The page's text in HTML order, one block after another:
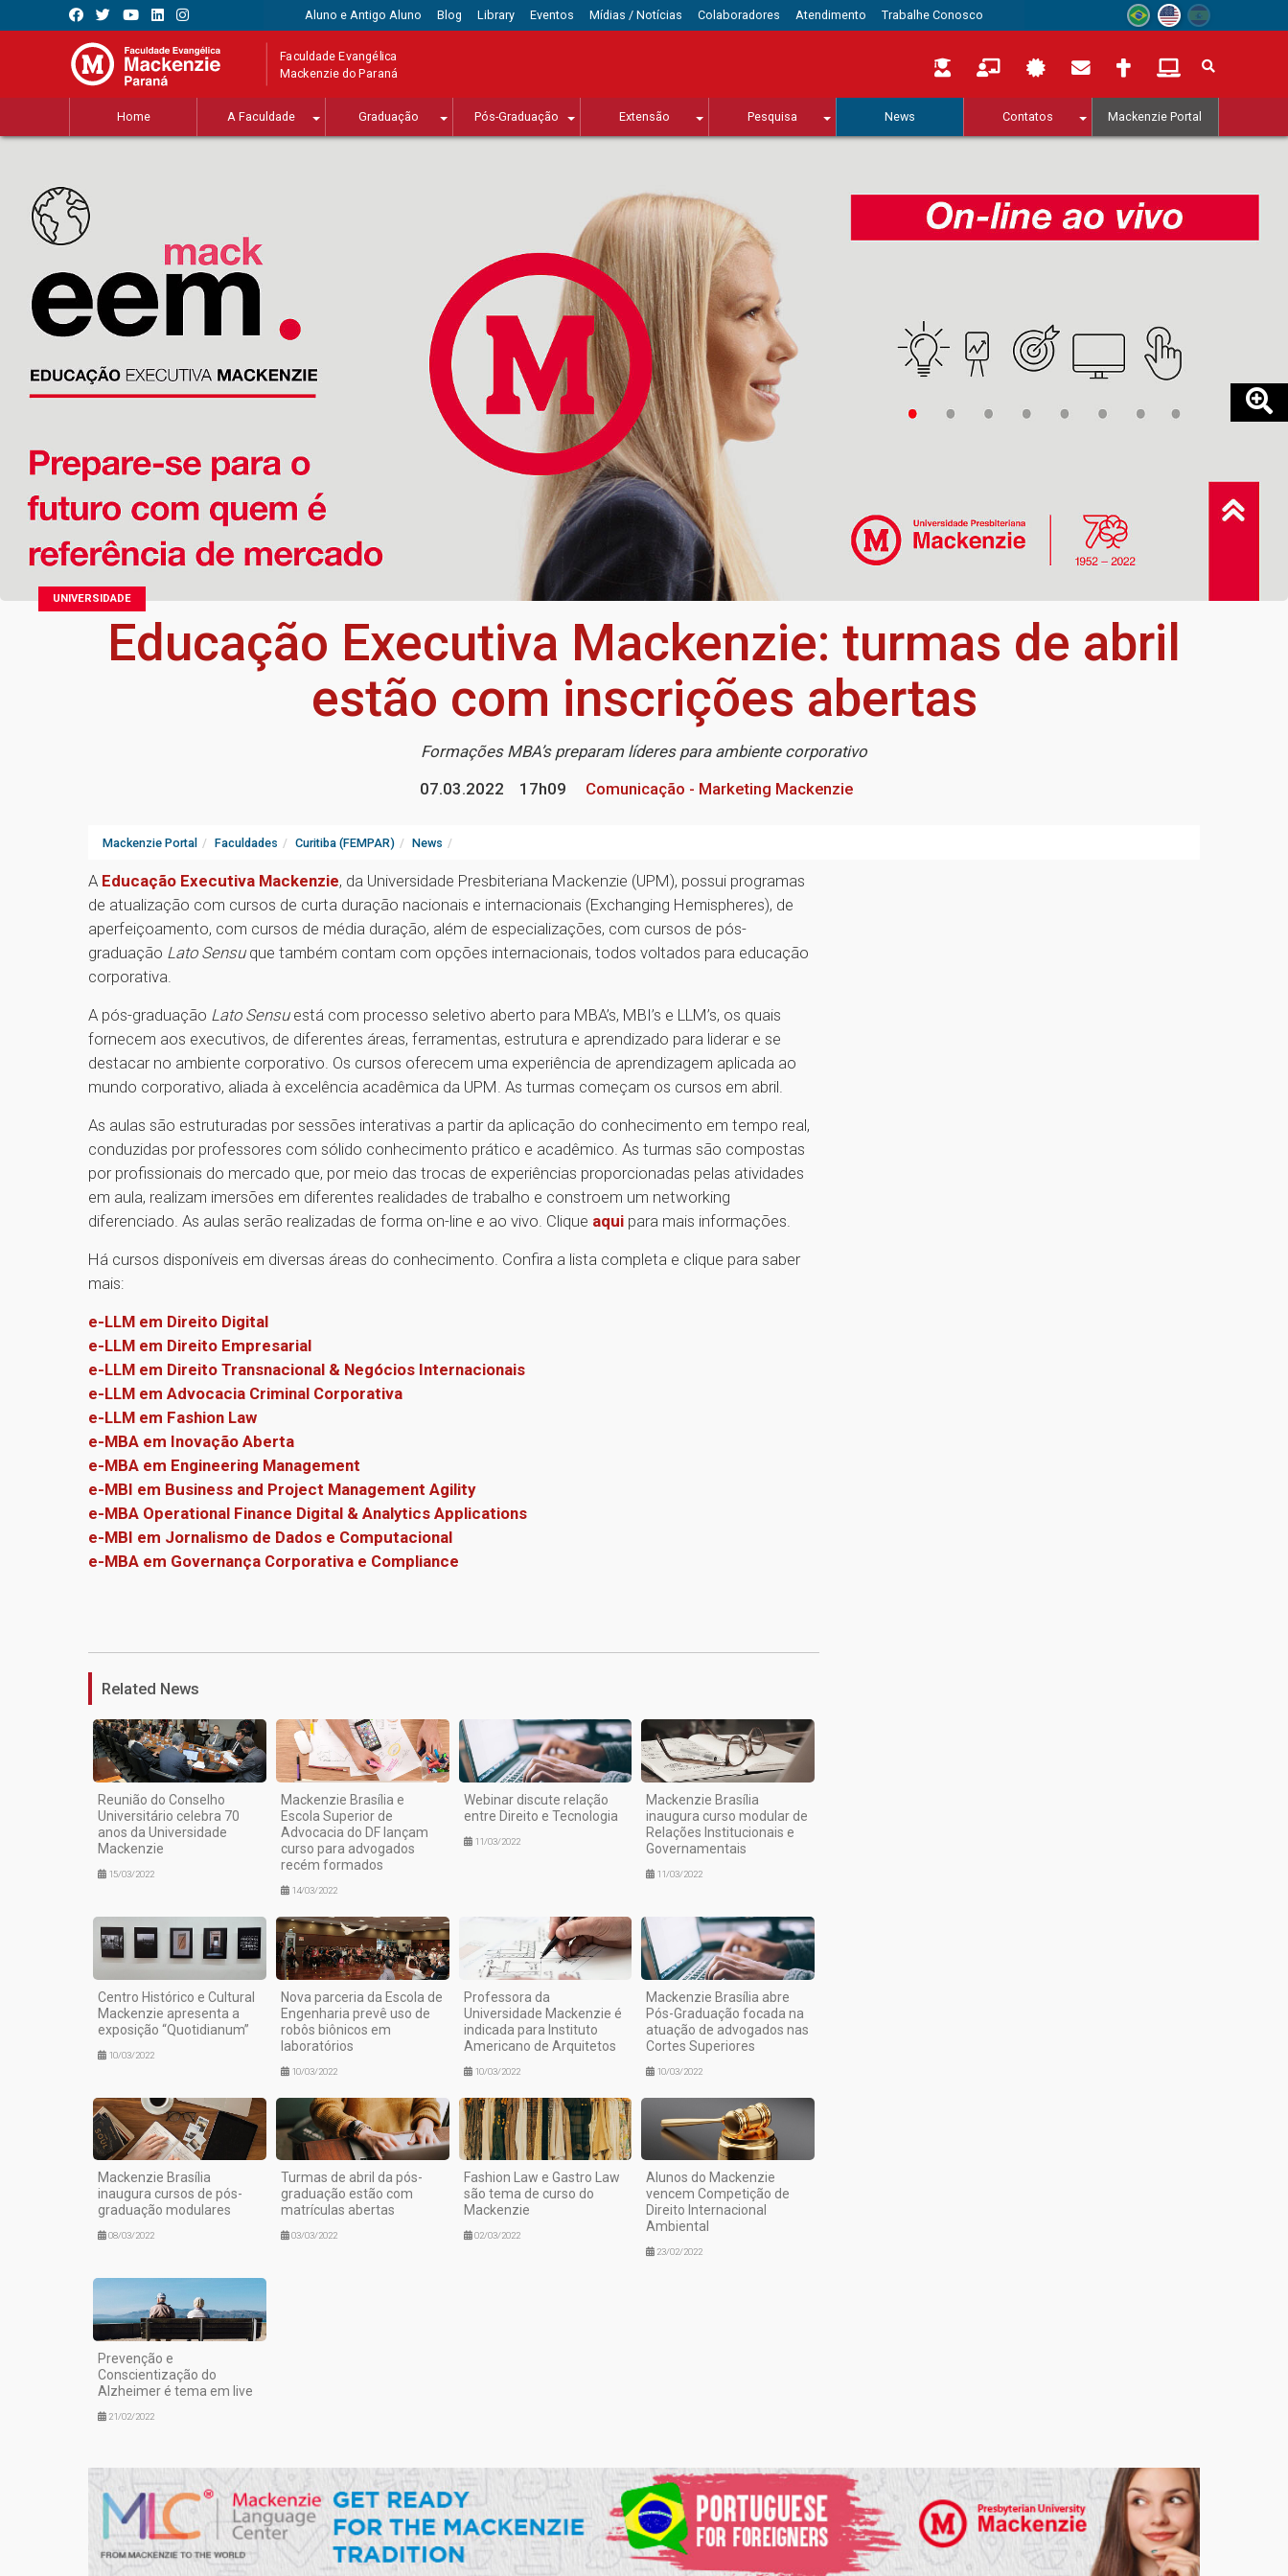
Aluno e Antigo Aluno Blog Library Eventos Mídias / Notícias Colaboradores Atendimento Trabalhe Conosco
Faculdade Evangélica
Mackenzie do Paraná
Home A Faculdade Graduação Pós-Graduação Extensão Pesquisa News Contatos Mackenzie Portal
UNIVERSIDADE
Educação Executiva Mackenzie: turmas de abril
estão com inscrições abertas
Formações MBA’s preparam líderes para ambiente corporativo
07.03.2022
17h09 Comunicação - Marketing Mackenzie
Mackenzie Portal Faculdades Curitiba (FEMPAR) News
A Educação Executiva Mackenzie, da Universidade Presbiteriana Mackenzie (UPM), possui programas
de atualização com cursos de curta duração nacionais e internacionais (Exchanging Hemispheres), de
aperfeiçoamento, com cursos de média duração, além de especializações, com cursos de pós-
graduação Lato Sensuque também contam com opções internacionais, todos voltados para educação
corporativa.
A pós-graduação Lato Sensuestá com processo seletivo aberto para MBA’s, MBI’s e LLM’s, os quais
fornecem aos executivos, de diferentes áreas, ferramentas, estrutura e aprendizado para liderar e se
destacar no ambiente corporativo. Os cursos oferecem uma experiência de aprendizagem aplicada ao
mundo corporativo, aliada à excelência acadêmica da UPM. As turmas começam os cursos em abril.
As aulas são estruturadas por sessões interativas a partir da aplicação do conhecimento em tempo real,
conduzidas por professores com sólido conhecimento prático e acadêmico. As turmas são compostas
por profissionais do mercado que, por meio das trocas de experiências proporcionadas pelas atividades
em aula, realizam imersões em diferentes realidades de trabalho e constroem um networking
diferenciado. As aulas serão realizadas de forma on-line e ao vivo. Clique aqui para mais informações.
Há cursos disponíveis em diversas áreas do conhecimento. Confira a lista completa e clique para saber
mais:
e-LLM em Direito Digital
e-LLM em Direito Empresarial
e-LLM em Direito Transnacional & Negócios Internacionais
e-LLM em Advocacia Criminal Corporativa
e-LLM em Fashion Law
e-MBA em Inovação Aberta
e-MBA em Engineering Management
e-MBI em Business and Project Management Agility
e-MBA Operational Finance Digital & Analytics Applications
e-MBI em Jornalismo de Dados e Computacional
e-MBA em Governança Corporativa e Compliance
Related News
Reunião do Conselho
Universitário celebra 70
anos da Universidade
Mackenzie
15/03/2022
Mackenzie Brasília e
Escola Superior de
Advocacia do DF lançam
curso para advogados
recém formados
14/03/2022
Webinar discute relação
entre Direito e Tecnologia
11/03/2022
Mackenzie Brasília
inaugura curso modular de
Relações Institucionais e
Governamentais
11/03/2022
Centro Histórico e Cultural
Mackenzie apresenta a
exposição “Quotidianum”
10/03/2022
Nova parceria da Escola de
Engenharia prevê uso de
robôs biônicos em
laboratórios
10/03/2022
Professora da
Universidade Mackenzie é
indicada para Instituto
Americano de Arquitetos
10/03/2022
Mackenzie Brasília abre
Pós-Graduação focada na
atuação de advogados nas
Cortes Superiores
10/03/2022
Mackenzie Brasília
inaugura cursos de pós-
graduação modulares
08/03/2022
Turmas de abril da pós-
graduação estão com
matrículas abertas
03/03/2022
Fashion Law e Gastro Law
são tema de curso do
Mackenzie
02/03/2022
Alunos do Mackenzie
vencem Competição de
Direito Internacional
Ambiental
23/02/2022
Prevenção e
Conscientização do
Alzheimer é tema em live
21/02/2022